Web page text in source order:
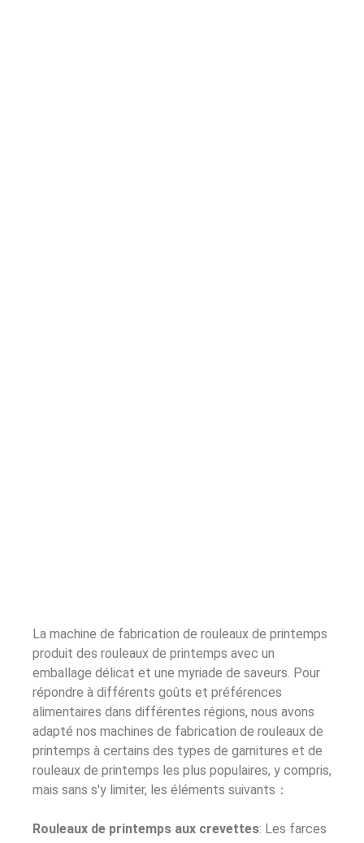
La machine de fabrication de rouleaux de printemps
produit des rouleaux de printemps avec un
emballage délicat et une myriade de saveurs. Pour
répondre à différents goûts et préférences
alimentaires dans différentes régions, nous avons
adapté nos machines de fabrication de rouleaux de
printemps à certains des types de garnitures et de
rouleaux de printemps les plus populaires, y compris,
mais sans s'y limiter, les éléments suivants：
Rouleaux de printemps aux crevettes: Les farces